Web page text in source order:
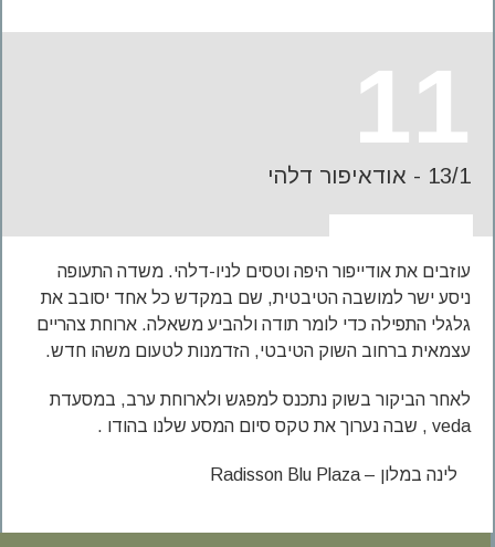
11
13/1 - אודאיפור דלהי
עוזבים את אודייפור היפה וטסים לניו-דלהי. משדה התעופה
ניסע ישר למושבה הטיבטית, שם במקדש כל אחד יסובב את
גלגלי התפילה כדי לומר תודה ולהביע משאלה. ארוחת צהריים
עצמאית ברחוב השוק הטיבטי, הזדמנות לטעום משהו חדש.
לאחר הביקור בשוק נתכנס למפגש ולארוחת ערב, במסעדת
veda , שבה נערוך את טקס סיום המסע שלנו בהודו .
לינה במלון – Radisson Blu Plaza